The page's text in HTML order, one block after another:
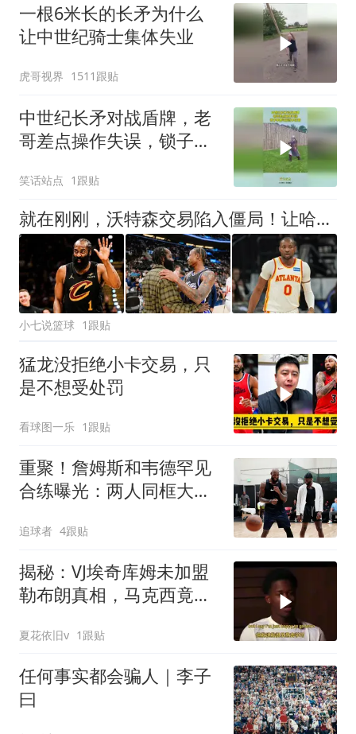
一根6米长的长矛为什么
让中世纪骑士集体失业
虎哥视界 1511跟贴
中世纪长矛对战盾牌，老
哥差点操作失误，锁子甲
笑话站点 1跟贴
就在刚刚，沃特森交易陷入僵局！让哈登白白等待两月，骑士该醒悟了，争取库明加
小七说篮球 1跟贴
猛龙没拒绝小卡交易，只
是不想受处罚
看球图一乐 1跟贴
重聚！詹姆斯和韦德罕见
合练曝光：两人同框大笑
追球者 4跟贴
揭秘：VJ埃奇库姆未加盟
勒布朗真相，马克西竟称
夏花依旧v 1跟贴
任何事实都会骗人｜李子
曰